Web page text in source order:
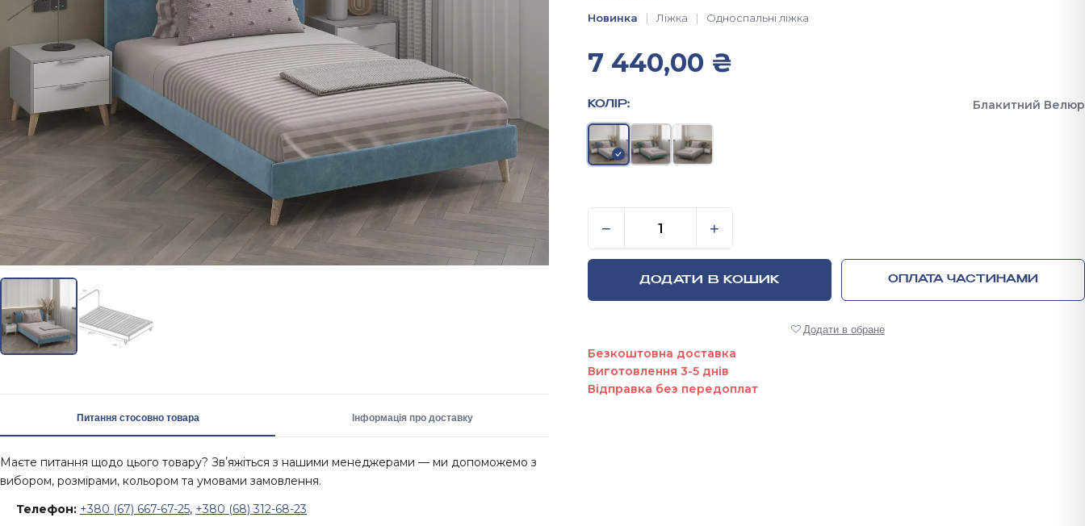
Новинка Ліжка Односпальні ліжка
7 440,00 ₴
КОЛІР: Блакитний Велюр
− +
ДОДАТИ В КОШИК ОПЛАТА ЧАСТИНАМИ
Додати в обране
Безкоштовна доставка
Виготовлення 3-5 днів
Відправка без передоплат
Питання стосовно товара Інформація про доставку
Маєте питання щодо цього товару? Звʼяжіться з нашими менеджерами — ми допоможемо з
вибором, розмірами, кольором та умовами замовлення.
Телефон: +380 (67) 667-67-25, +380 (68) 312-68-23